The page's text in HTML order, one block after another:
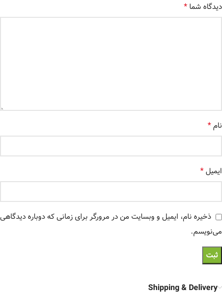
دیدگاه شما *
نام*
ایمیل*
ذخیره نام، ایمیل و وبسایت من در مرورگر برای زمانی که دوباره دیدگاهی
می‌نویسم.
Shipping & Delivery